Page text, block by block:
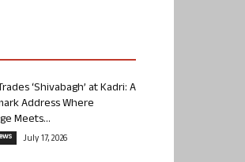
‘Shivabagh’ at Kadri: A
Address Where
Meets...
July 17, 2026